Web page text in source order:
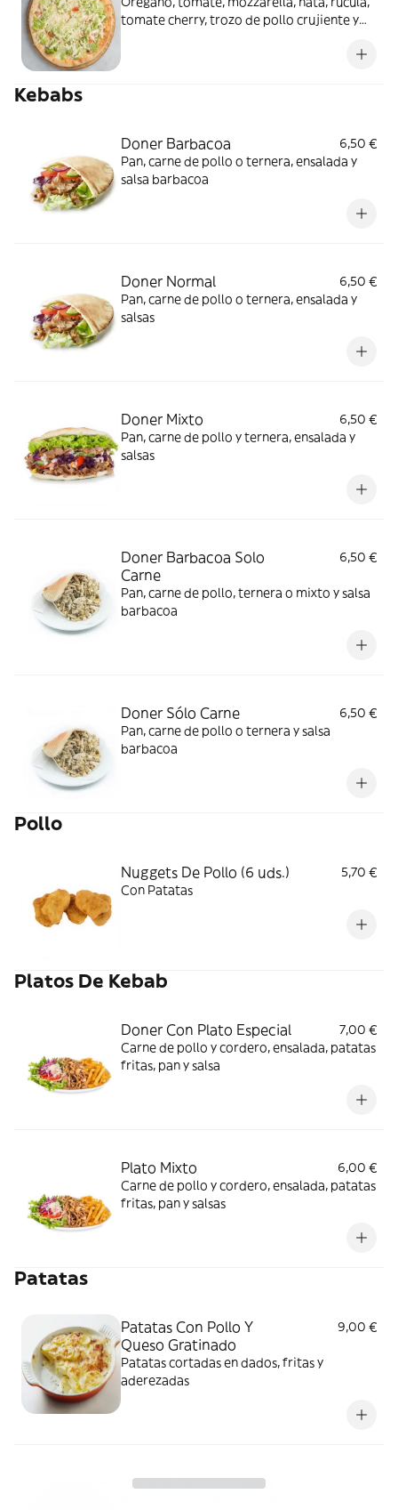
tomate cherry, trozo de pollo crujiente y
Kebabs
Doner Barbacoa
6,50 €
Pan, carne de pollo o ternera, ensalada y
salsa barbacoa
Doner Normal
6,50 €
Pan, carne de pollo o ternera, ensalada y
salsas
Doner Mixto
6,50 €
Pan, carne de pollo y ternera, ensalada y
salsas
Doner Barbacoa Solo
Carne
6,50 €
Pan, carne de pollo, ternera o mixto y salsa
barbacoa
Doner Sólo Carne
6,50 €
Pan, carne de pollo o ternera y salsa
barbacoa
Pollo
Nuggets De Pollo (6 uds.)
5,70 €
Con Patatas
Platos De Kebab
Doner Con Plato Especial
7,00 €
Carne de pollo y cordero, ensalada, patatas
fritas, pan y salsa
Plato Mixto
6,00 €
Carne de pollo y cordero, ensalada, patatas
fritas, pan y salsas
Patatas
Patatas Con Pollo Y
Queso Gratinado
9,00 €
Patatas cortadas en dados, fritas y
aderezadas
Patatas Totti 4 Quesos